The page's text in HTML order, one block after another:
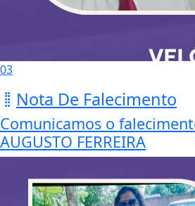
03
Nota De Falecimento
Comunicamos o
AUGUSTO FERREIRA